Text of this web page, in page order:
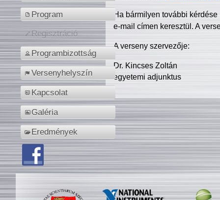
Program
Regisztráció
Programbizottság
Versenyhelyszín
Kapcsolat
Galéria
Eredmények
Ha bármilyen további
e-mail címen keresztül. A
A verseny szervezője:
Dr. Kincses Zoltán
egyetemi adjunktus